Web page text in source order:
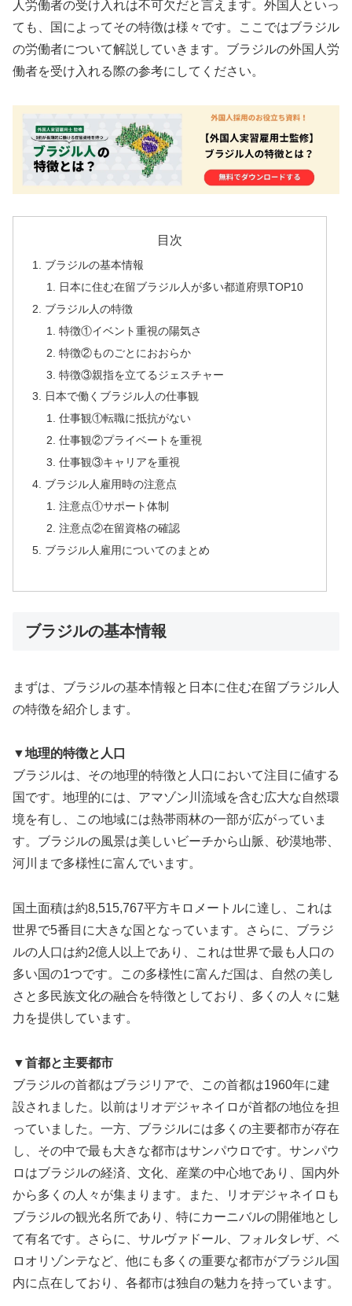
人労働者の受け入れは不可欠だと言えます。外国人といっ
ても、国によってその特徴は様々です。ここではブラジル
の労働者について解説していきます。ブラジルの外国人労
働者を受け入れる際の参考にしてください。
目次
ブラジルの基本情報
日本に住む在留ブラジル人が多い都道府県TOP10
ブラジル人の特徴
特徴①イベント重視の陽気さ
特徴②ものごとにおおらか
特徴③親指を立てるジェスチャー
日本で働くブラジル人の仕事観
仕事観①転職に抵抗がない
仕事観②プライベートを重視
仕事観③キャリアを重視
ブラジル人雇用時の注意点
注意点①サポート体制
注意点②在留資格の確認
ブラジル人雇用についてのまとめ
ブラジルの基本情報
まずは、ブラジルの基本情報と日本に住む在留ブラジル人
の特徴を紹介します。
▼地理的特徴と人口
ブラジルは、その地理的特徴と人口において注目に値する
国です。地理的には、アマゾン川流域を含む広大な自然環
境を有し、この地域には熱帯雨林の一部が広がっていま
す。ブラジルの風景は美しいビーチから山脈、砂漠地帯、
河川まで多様性に富んでいます。
国土面積は約8,515,767平方キロメートルに達し、これは
世界で5番目に大きな国となっています。さらに、ブラジ
ルの人口は約2億人以上であり、これは世界で最も人口の
多い国の1つです。この多様性に富んだ国は、自然の美し
さと多民族文化の融合を特徴としており、多くの人々に魅
力を提供しています。
▼首都と主要都市
ブラジルの首都はブラジリアで、この首都は1960年に建
設されました。以前はリオデジャネイロが首都の地位を担
っていました。一方、ブラジルには多くの主要都市が存在
し、その中で最も大きな都市はサンパウロです。サンパウ
ロはブラジルの経済、文化、産業の中心地であり、国内外
から多くの人々が集まります。また、リオデジャネイロも
ブラジルの観光名所であり、特にカーニバルの開催地とし
て有名です。さらに、サルヴァドール、フォルタレザ、ベ
ロオリゾンテなど、他にも多くの重要な都市がブラジル国
内に点在しており、各都市は独自の魅力を持っています。